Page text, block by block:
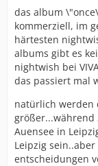
das album
kommerziell, im
härtesten
albums gibt es
nightwish bei
das passiert mal
natürlich werden
größer...während
Auensee in
Leipzig
entscheidungen